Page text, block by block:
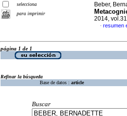
selecciona
para imprimir
Beber,
2014,
· resumen
página 1 de 1
Refinar la búsqueda
Base de datos : article
Buscar